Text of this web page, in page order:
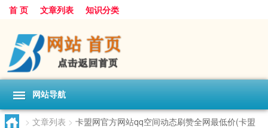
首 页 文章列表 知识分类
网站导航
> 文章列表 > 卡盟网官方网站qq空间动态刷赞全网最低价(卡盟